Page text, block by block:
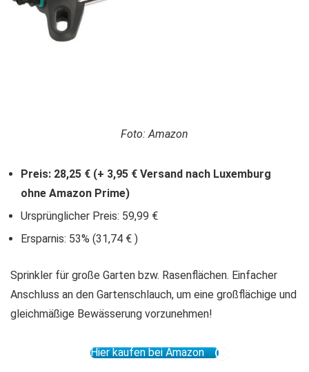
Foto: Amazon
Preis: 28,25 € (+ 3,95 € Versand nach Luxemburg
ohne Amazon Prime)
Ursprünglicher Preis: 59,99 €
Ersparnis: 53% (31,74 € )
Sprinkler für große Garten bzw. Rasenflächen. Einfacher
Anschluss an den Gartenschlauch, um eine großflächige und
gleichmäßige Bewässerung vorzunehmen!
Hier kaufen bei Amazon